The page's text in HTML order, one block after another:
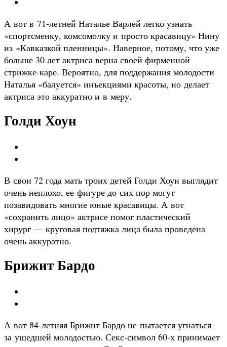
А вот в 71-летней Наталье Варлей легко узнать
«спортсменку, комсомолку и просто красавицу» Нину
из «Кавказкой пленницы». Наверное, потому, что уже
больше 30 лет актриса верна своей фирменной
стрижке-каре. Вероятно, для поддержания молодости
Наталья «балуется» инъекциями красоты, но делает
актриса это аккуратно и в меру.
Голди Хоун
В свои 72 года мать троих детей Голди Хоун выглядит
очень неплохо, ее фигуре до сих пор могут
позавидовать многие юные красавицы. А вот
«сохранить лицо» актрисе помог пластический
хирург — круговая подтяжка лица была проведена
очень аккуратно.
Брижит Бардо
А вот 84-летняя Брижит Бардо не пытается угнаться
за ушедшей молодостью. Секс-символ 60-х принимает